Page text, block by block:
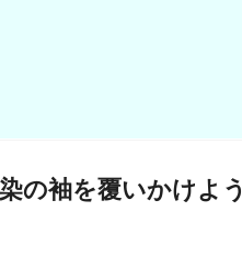
の袖を覆いかけよう